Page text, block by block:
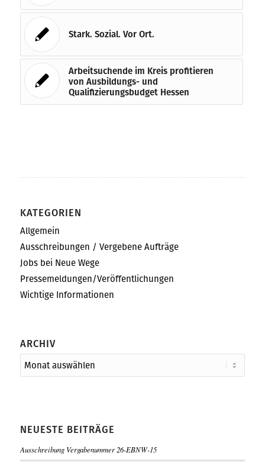
Stark. Sozial. Vor Ort.
Arbeitsuchende im Kreis profitieren
von Ausbildungs- und
Qualifizierungsbudget Hessen
KATEGORIEN
Allgemein
Ausschreibungen / Vergebene Aufträge
Jobs bei Neue Wege
Pressemeldungen/Veröffentlichungen
Wichtige Informationen
ARCHIV
NEUESTE BEITRÄGE
Ausschreibung Vergabenummer 26-EBNW-15